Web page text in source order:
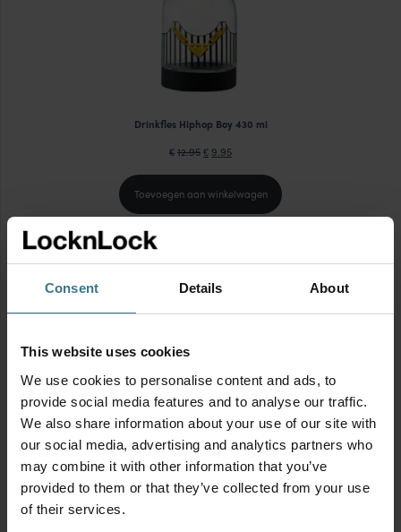
Consent Details About
This website uses cookies
We use cookies to personalise content and ads, to
provide social media features and to analyse our traffic.
We also share information about your use of our site with
our social media, advertising and analytics partners who
may combine it with other information that you’ve
provided to them or that they’ve collected from your use
of their services.
Drinkfles Hiphop Boy 430 ml
€ 12.95Oorspronkelijke
prijs
was:
€12.95.
€ 9.95Huidige
prijs
is:
€9.95.
Toevoegen aan winkelwagen